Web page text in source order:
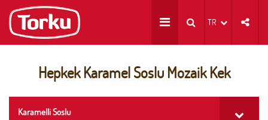
TR
Hepkek Karamel Soslu Mozaik Kek
Karamelli Soslu